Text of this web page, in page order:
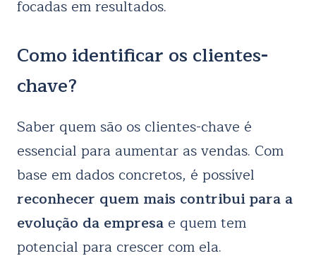
focadas em resultados.
Como identificar os clientes-
chave?
Saber quem são os clientes-chave é
essencial para aumentar as vendas. Com
base em dados concretos, é possível
reconhecer quem mais contribui para a
evolução da empresa e quem tem
potencial para crescer com ela.